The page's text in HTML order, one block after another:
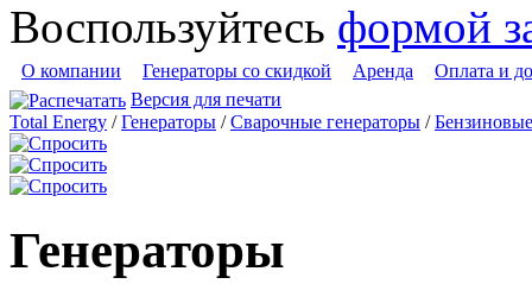
Воспользуйтесь формой
О компании Генераторы со скидкой Аренда
Оплата и
Версия для печати
Total Energy /Генераторы /Сварочные генераторы /Бензиновые
Генераторы